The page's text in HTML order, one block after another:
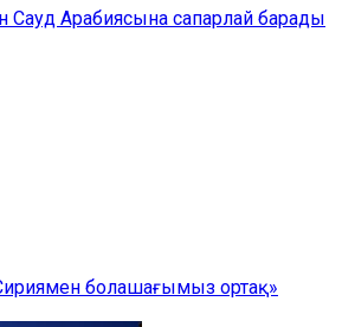
Сауд Арабиясына сапарлай барады
болашағымыз ортақ»